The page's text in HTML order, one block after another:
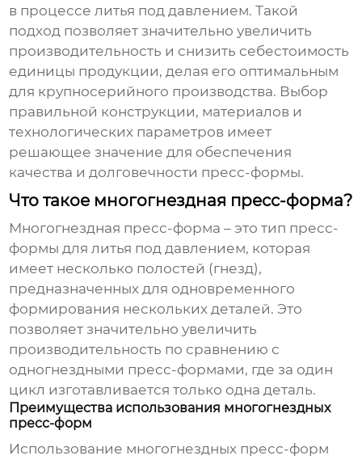
в процессе литья под давлением. Такой
подход позволяет значительно увеличить
производительность и снизить себестоимость
единицы продукции, делая его оптимальным
для крупносерийного производства. Выбор
правильной конструкции, материалов и
технологических параметров имеет
решающее значение для обеспечения
качества и долговечности пресс-формы.
Что такое многогнездная пресс-форма?
Многогнездная пресс-форма – это тип пресс-
формы для литья под давлением, которая
имеет несколько полостей (гнезд),
предназначенных для одновременного
формирования нескольких деталей. Это
позволяет значительно увеличить
производительность по сравнению с
одногнездными пресс-формами, где за один
цикл изготавливается только одна деталь.
Преимущества использования многогнездных
пресс-форм
Использование многогнездных пресс-форм